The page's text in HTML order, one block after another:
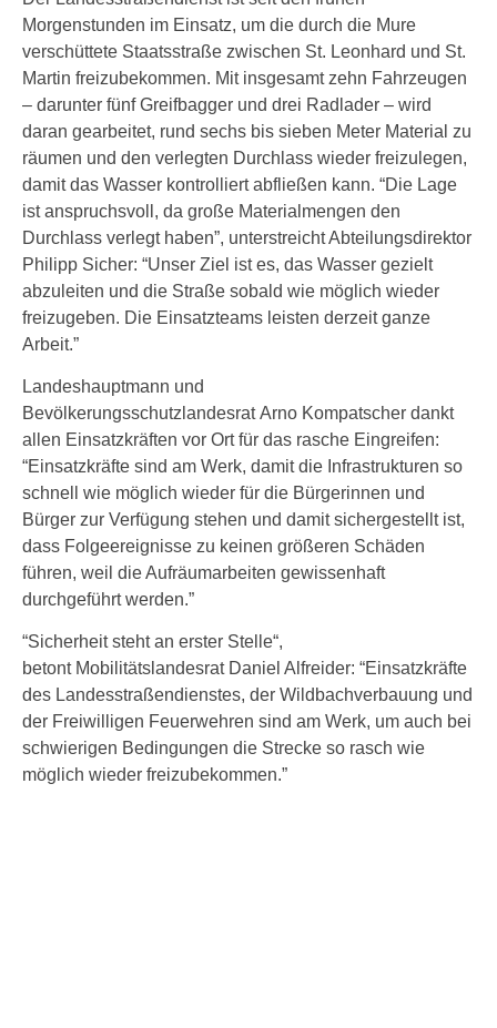
Morgenstunden im Einsatz, um die durch die Mure
verschüttete Staatsstraße zwischen St. Leonhard und St.
Martin freizubekommen. Mit insgesamt zehn Fahrzeugen
– darunter fünf Greifbagger und drei Radlader – wird
daran gearbeitet, rund sechs bis sieben Meter Material zu
räumen und den verlegten Durchlass wieder freizulegen,
damit das Wasser kontrolliert abfließen kann. “Die Lage
ist anspruchsvoll, da große Materialmengen den
Durchlass verlegt haben”, unterstreicht Abteilungsdirektor
Philipp Sicher: “Unser Ziel ist es, das Wasser gezielt
abzuleiten und die Straße sobald wie möglich wieder
freizugeben. Die Einsatzteams leisten derzeit ganze
Arbeit.”
Landeshauptmann und
Bevölkerungsschutzlandesrat Arno Kompatscher dankt
allen Einsatzkräften vor Ort für das rasche Eingreifen:
“Einsatzkräfte sind am Werk, damit die Infrastrukturen so
schnell wie möglich wieder für die Bürgerinnen und
Bürger zur Verfügung stehen und damit sichergestellt ist,
dass Folgeereignisse zu keinen größeren Schäden
führen, weil die Aufräumarbeiten gewissenhaft
durchgeführt werden.”
“Sicherheit steht an erster Stelle“,
betont Mobilitätslandesrat Daniel Alfreider: “Einsatzkräfte
des Landesstraßendienstes, der Wildbachverbauung und
der Freiwilligen Feuerwehren sind am Werk, um auch bei
schwierigen Bedingungen die Strecke so rasch wie
möglich wieder freizubekommen.”